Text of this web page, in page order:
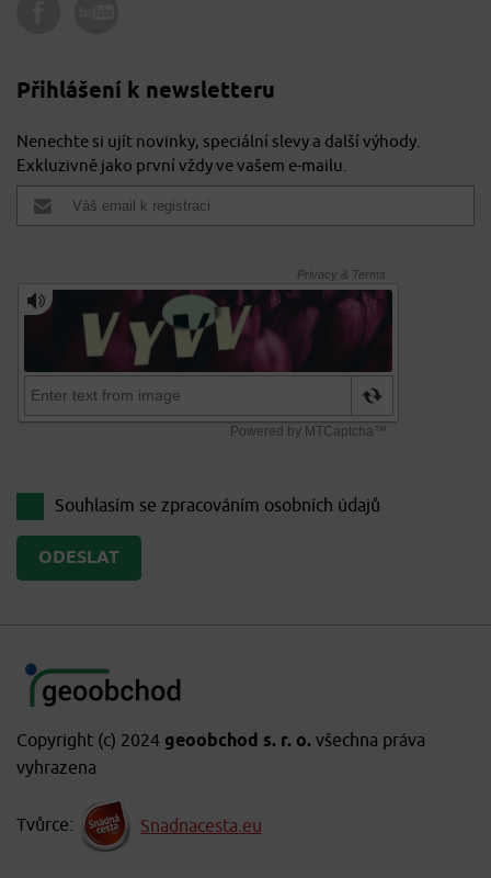
Přihlášení k newsletteru
Nenechte si ujít novinky, speciální slevy a další výhody.
Exkluzivně jako první vždy ve vašem e-mailu.
Souhlasím se zpracováním osobních údajů
Copyright (c) 2024 geoobchod s. r. o. všechna práva
vyhrazena
Tvůrce: Snadnacesta.eu